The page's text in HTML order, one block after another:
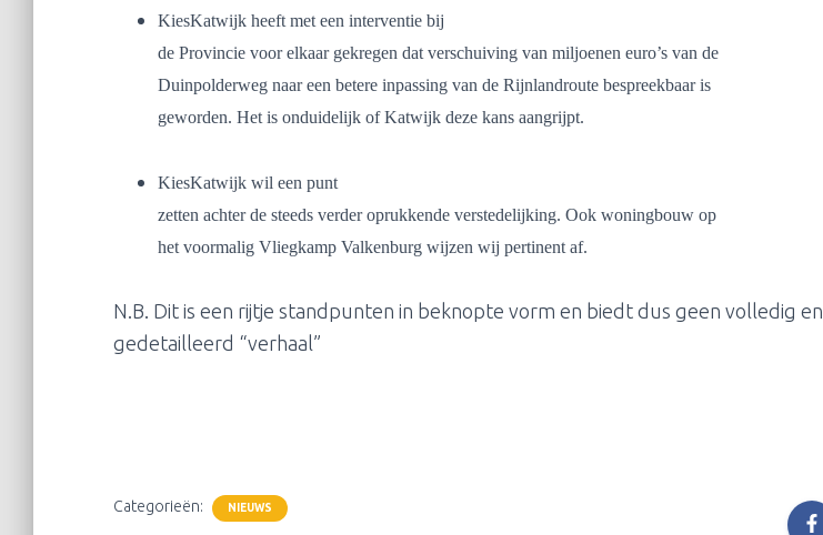
KiesKatwijk heeft met een interventie bij
de Provincie voor elkaar gekregen dat verschuiving van miljoenen euro’s van de
Duinpolderweg naar een betere inpassing van de Rijnlandroute bespreekbaar is
geworden. Het is onduidelijk of Katwijk deze kans aangrijpt.
KiesKatwijk wil een punt
zetten achter de steeds verder oprukkende verstedelijking. Ook woningbouw op
het voormalig Vliegkamp Valkenburg wijzen wij pertinent af.
N.B. Dit is een rijtje standpunten in beknopte vorm en biedt dus geen volledig en
gedetailleerd “verhaal”
Categorieën: NIEUWS